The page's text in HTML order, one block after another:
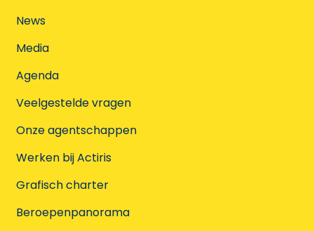
News
Media
Agenda
Veelgestelde vragen
Onze agentschappen
Werken bij Actiris
Grafisch charter
Beroepenpanorama